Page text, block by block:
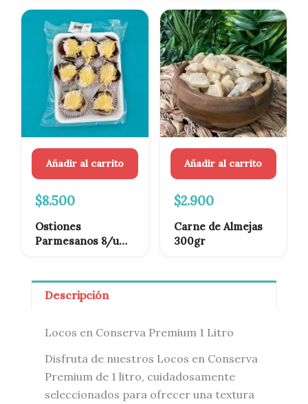
Añadir al carrito
$8.500
Ostiones
Parmesanos 8/u
Añadir al carrito
$2.900
Carne de Almejas
300gr
Descripción
Locos en Conserva Premium 1 Litro
Disfruta de nuestros Locos en Conserva
Premium de 1 litro, cuidadosamente
seleccionados para ofrecer una textura